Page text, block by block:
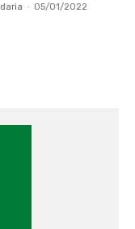
- 05/01/2022